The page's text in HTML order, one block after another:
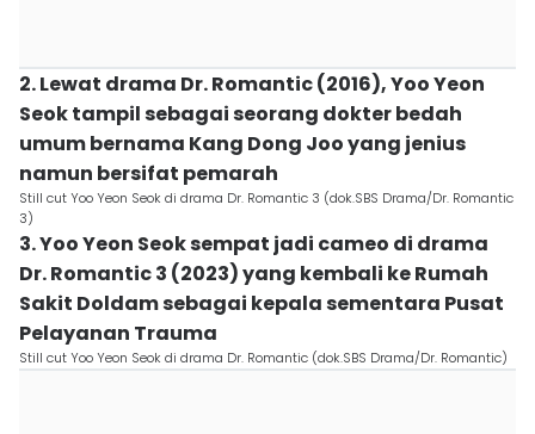
2. Lewat drama Dr. Romantic (2016), Yoo Yeon
Seok tampil sebagai seorang dokter bedah
umum bernama Kang Dong Joo yang jenius
namun bersifat pemarah
Still cut Yoo Yeon Seok di drama Dr. Romantic 3 (dok.SBS Drama/Dr. Romantic
3)
3. Yoo Yeon Seok sempat jadi cameo di drama
Dr. Romantic 3 (2023) yang kembali ke Rumah
Sakit Doldam sebagai kepala sementara Pusat
Pelayanan Trauma
Still cut Yoo Yeon Seok di drama Dr. Romantic (dok.SBS Drama/Dr. Romantic)